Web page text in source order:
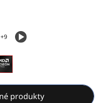
+9
produkty